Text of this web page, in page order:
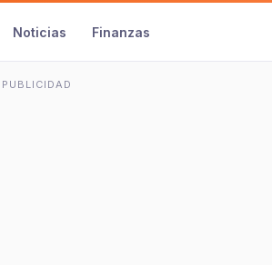
Noticias Finanzas
PUBLICIDAD